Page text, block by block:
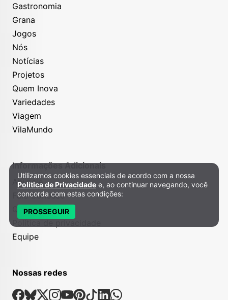
Gastronomia
Grana
Jogos
Nós
Notícias
Projetos
Quem Inova
Variedades
Viagem
VilaMundo
Informações Adicionais
Anuncie
Fale Conosco
Quem somos
Equipe
Nossas redes
Nossas Redes Sociais
Facebook
Bsky
X Instagram
Youtube
Pinterest
TiktokLinkedin
Whatsapp
Política de Privacidade e Cookies
Utilizamos cookies essenciais de acordo com a nossa
Política de Privacidade e, ao continuar navegando, você
concorda com estas condições:
PROSSEGUIR